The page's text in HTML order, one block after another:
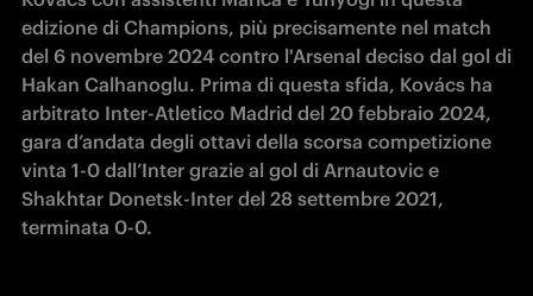
edizione di Champions, più precisamente nel match
del 6 novembre 2024 contro l'Arsenal deciso dal gol di
Hakan Calhanoglu. Prima di questa sfida, Kovács ha
arbitrato Inter-Atletico Madrid del 20 febbraio 2024,
gara d’andata degli ottavi della scorsa competizione
vinta 1-0 dall’Inter grazie al gol di Arnautovic e
Shakhtar Donetsk-Inter del 28 settembre 2021,
terminata 0-0.